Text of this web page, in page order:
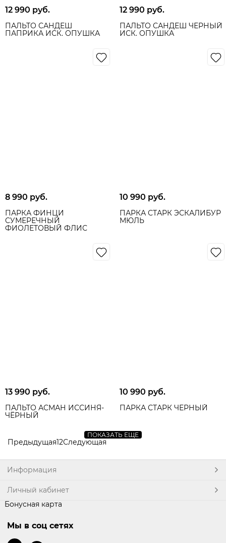
12 990 руб.
ПАЛЬТО САНДЕШ
ПАПРИКА ИСК. ОПУШКА
12 990 руб.
ПАЛЬТО САНДЕШ ЧЁРНЫЙ
ИСК. ОПУШКА
8 990 руб.
ПАРКА ФИНЦИ
СУМЕРЕЧНЫЙ
ФИОЛЕТОВЫЙ ФЛИС
10 990 руб.
ПАРКА СТАРК ЭСКАЛИБУР
МЮЛЬ
13 990 руб.
ПАЛЬТО АСМАН ИССИНЯ-
ЧЁРНЫЙ
10 990 руб.
ПАРКА СТАРК ЧЕРНЫЙ
ПОКАЗАТЬ ЕЩЕ
Предыдущая12Следующая
Информация
Личный кабинет
Бонусная карта
Мы в соц сетях